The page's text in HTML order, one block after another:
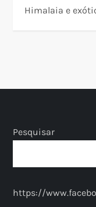
Himalaia e
Pesquisar
https://